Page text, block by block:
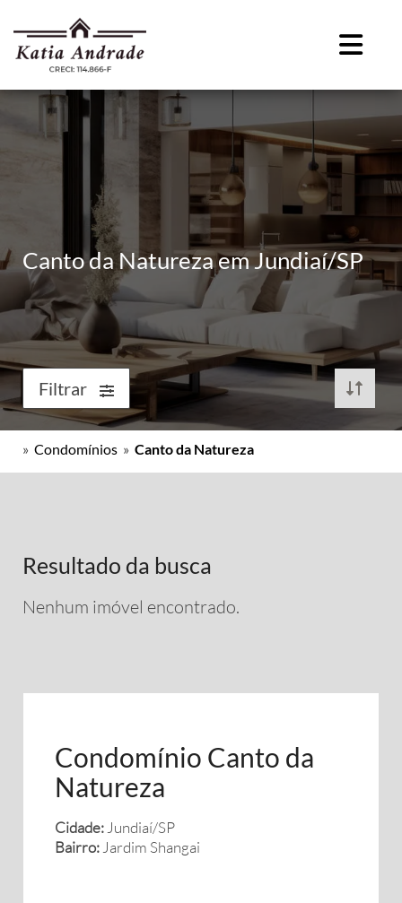
Canto da Natureza em Jundiaí/SP
Filtrar
» Condomínios » Canto da Natureza
Resultado da busca
Nenhum imóvel encontrado.
Condomínio Canto da
Natureza
Cidade: Jundiaí/SP
Bairro: Jardim Shangai